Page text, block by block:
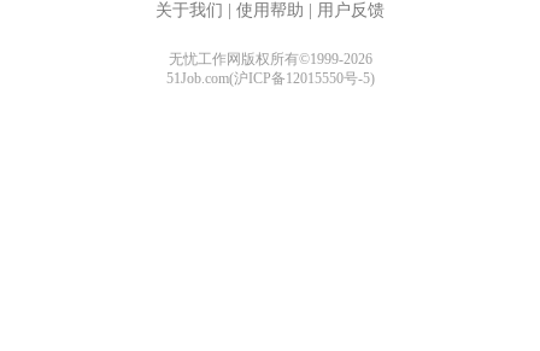
关于我们 使用帮助 用户反馈
无忧工作网版权所有©1999-2026
51Job.com(沪ICP备12015550号-5)